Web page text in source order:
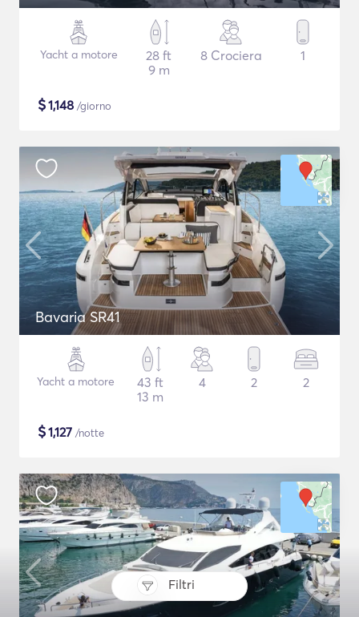
Filtri
Yacht a motore
28 ft
9 m
8 Crociera 1
$1,148 /giorno
Bavaria SR41
Yacht a motore
43 ft
13 m
4 2 2
$1,127 /notte